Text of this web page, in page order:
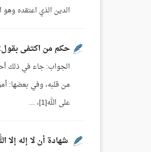
الدين الذي اعتقده وهو
حكم من اكتفى بقول:
الجواب: جاء في ذلك
من قلبه، وفي بعضها:
على الله[1]، ...
شهادة أن لا إله إلا